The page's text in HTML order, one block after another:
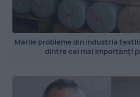
Marile probleme din industria
dintre cei mai importanți